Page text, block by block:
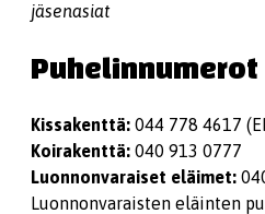
jäsenasiat
Puhelinnumerot
Kissakenttä: 044 778 4617
Koirakenttä: 040 913 0777
Luonnonvaraiset eläimet:
Luonnonvaraisten eläinten